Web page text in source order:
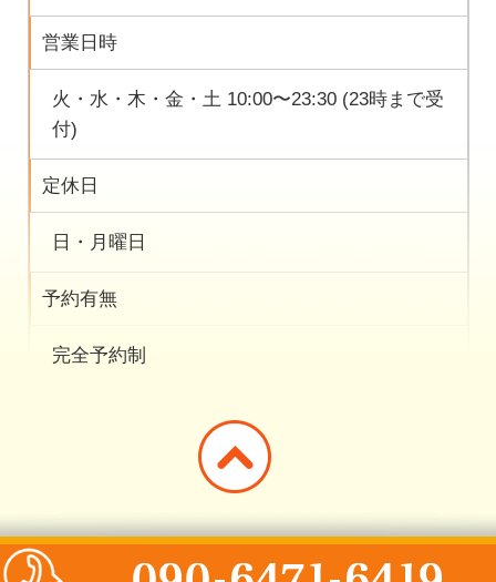
営業日時
火・水・木・金・土 10:00〜23:30 (23時まで受
付)
定休日
日・月曜日
予約有無
完全予約制